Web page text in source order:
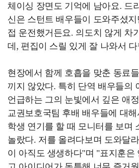
체이싱 장면도 기억에 남아요. 드
신은 스턴트 배우들이 도와주셨
접 운전했거든요. 의도치 않게 차
데, 편집이 스릴 있게 잘 나와서
현장에서 함께 호흡을 맞춘 동료
끼지 않았다. 특히 단역 배우들의
언급하는 그의 눈빛에서 깊은 애
교권보호국팀 후배 배우들에 대
학생 연기를 할 때 모니터를 보며
놀랐다. 저를 올려다보며 도와달
이 아직도 생생하다"며 "표지훈은